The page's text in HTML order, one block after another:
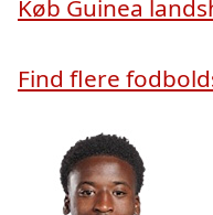
Køb Guinea
Find flere